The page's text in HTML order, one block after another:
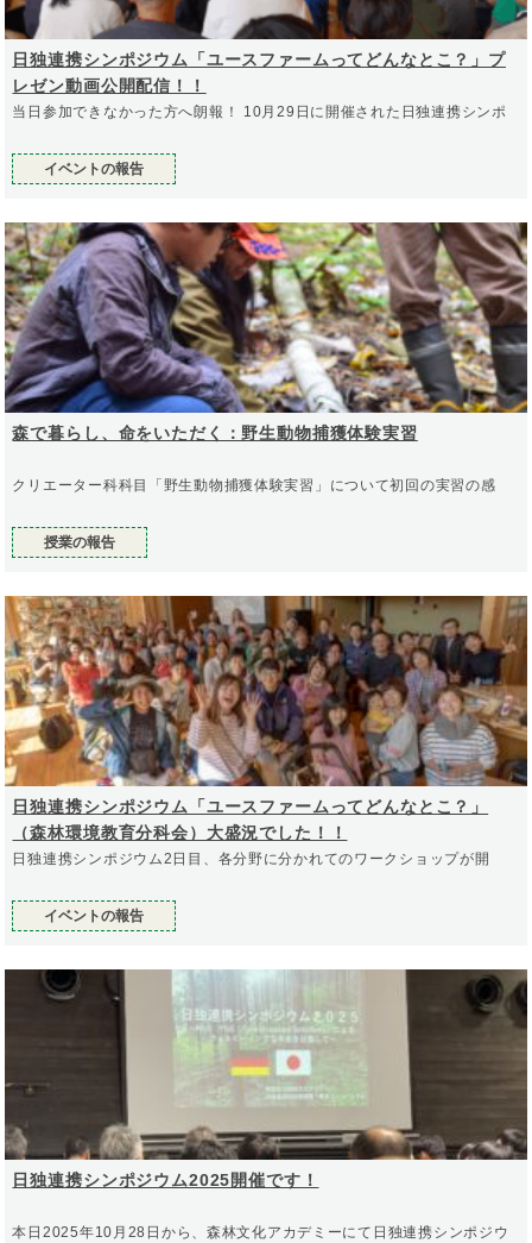
日独連携シンポジウム「ユースファームってどんなとこ？」プ
レゼン動画公開配信！！
当日参加できなかった方へ朗報！ 10月29日に開催された日独連携シンポ
イベントの報告
森で暮らし、命をいただく：野生動物捕獲体験実習
クリエーター科科目「野生動物捕獲体験実習」について初回の実習の感
授業の報告
日独連携シンポジウム「ユースファームってどんなとこ？」
（森林環境教育分科会）大盛況でした！！
日独連携シンポジウム2日目、各分野に分かれてのワークショップが開
イベントの報告
日独連携シンポジウム2025開催です！
本日2025年10月28日から、森林文化アカデミーにて日独連携シンポジウ